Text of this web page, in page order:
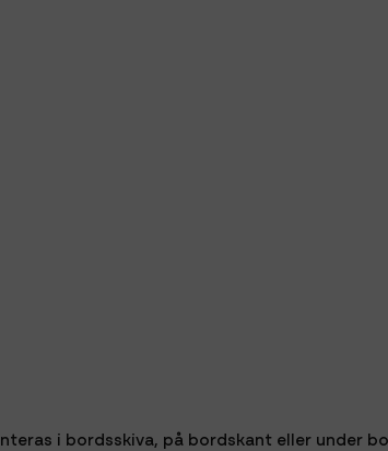
i bordsskiva, på bordskant eller under